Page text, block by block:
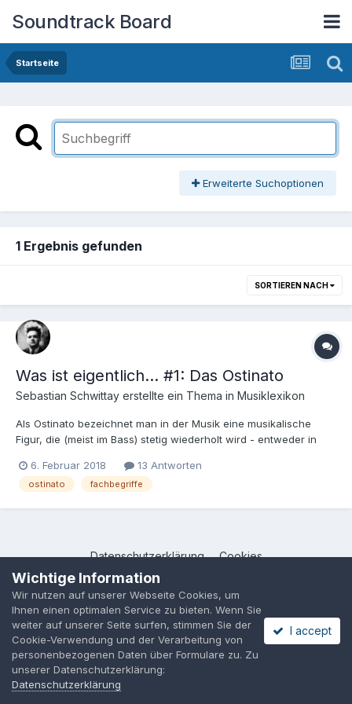
Soundtrack Board
Startseite
Erweiterte Suchoptionen
1 Ergebnis gefunden
SORTIEREN NACH
Was ist eigentlich... #1: Das Ostinato
Sebastian Schwittay erstellte ein Thema in Musiklexikon
Als Ostinato bezeichnet man in der Musik eine musikalische
Figur, die (meist im Bass) stetig wiederholt wird - entweder in
6. Februar 2018
13 Antworten
ostinato fachbegriffe
Datenschutzerklärung Cookies
Powered by Invision Community
Wichtige Information
Wir nutzen auf unserer Webseite Cookies, um
Ihnen einen optimalen Service zu bieten. Wenn Sie
weiter auf unserer Seite surfen, stimmen Sie der
Cookie-Verwendung und der Verarbeitung von
personenbezogenen Daten über Formulare zu. Zu
unserer Datenschutzerklärung:
Datenschutzerklärung
I accept